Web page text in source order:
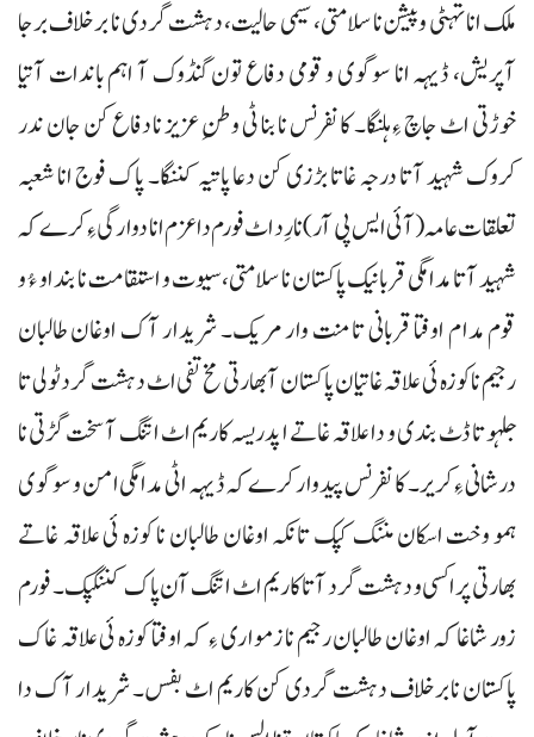
ملک انا تہٹی وپیشن نا سلامتی، سیمی حالیت، دہشت گردی نا برخلاف برجا
آپریش، ڈیہہ انا سوگوی و قومی دفاع تون گنڈوک آ اہم باندات آتیا
خوڑتی اٹ جاچ ءِ ہلنگا۔ کانفرنس نا بنا ٹی وطنِ عزیز نا دفاع کن جان ندر
کروک شہید آتا درجہ غاتا بڑزی کن دعا پاتیہ کننگا۔ پاک فوج انا شعبہ
تعلقات عامہ (آئی ایس پی آر) نا رِد اٹ فورم دا عزم انا دوارگی ءِ کرے کہ
شہید آتا مدامگی قربانیک پاکستان نا سلامتی، سیوت و استقامت نا بنداو ءُ و
قوم مدام اوفتا قربانی تا منت وار مریک۔ شریدار آک اوغان طالبان
رجیم نا کوزہ ئی علاقہ غاتیان پاکستان آ بھارتی مخ تفی اٹ دہشت گرد ٹولی تا
جلہو تا ڈٹ بندی و دا علاقہ غاتے ا پدریسہ کاریم اٹ اتنگ آ سخت گڑتی نا
درشانی ءِ کریر۔ کانفرنس پیدوار کرے کہ ڈیہہ اٹی مدامگی امن و سوگوی
ہمو وخت اسکان مننگ کپک تانکہ اوغان طالبان نا کوزہ ئی علاقہ غاتے
بھارتی پراکسی و دہشت گرد آتا کاریم اٹ اتنگ آن پاک کننگپک۔ فورم
زور شاغا کہ اوغان طالبان رجیم نا زمواری ءِ کہ اوفتا کوزہ ئی علاقہ غاک
پاکستان نا برخلاف دہشت گردی کن کاریم اٹ بفس۔ شریدار آک دا